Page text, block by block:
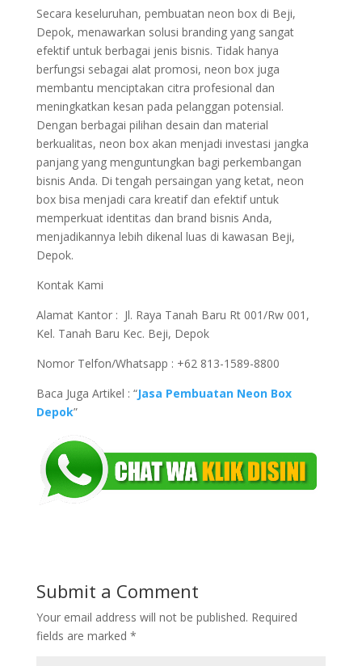
Secara keseluruhan, pembuatan neon box di Beji,
Depok, menawarkan solusi branding yang sangat
efektif untuk berbagai jenis bisnis. Tidak hanya
berfungsi sebagai alat promosi, neon box juga
membantu menciptakan citra profesional dan
meningkatkan kesan pada pelanggan potensial.
Dengan berbagai pilihan desain dan material
berkualitas, neon box akan menjadi investasi jangka
panjang yang menguntungkan bagi perkembangan
bisnis Anda. Di tengah persaingan yang ketat, neon
box bisa menjadi cara kreatif dan efektif untuk
memperkuat identitas dan brand bisnis Anda,
menjadikannya lebih dikenal luas di kawasan Beji,
Depok.
Kontak Kami
Alamat Kantor : Jl. Raya Tanah Baru Rt 001/Rw 001,
Kel. Tanah Baru Kec. Beji, Depok
Nomor Telfon/Whatsapp : +62 813-1589-8800
Baca Juga Artikel : “Jasa Pembuatan Neon Box
Depok”
Submit a Comment
Your email address will not be published. Required
fields are marked *